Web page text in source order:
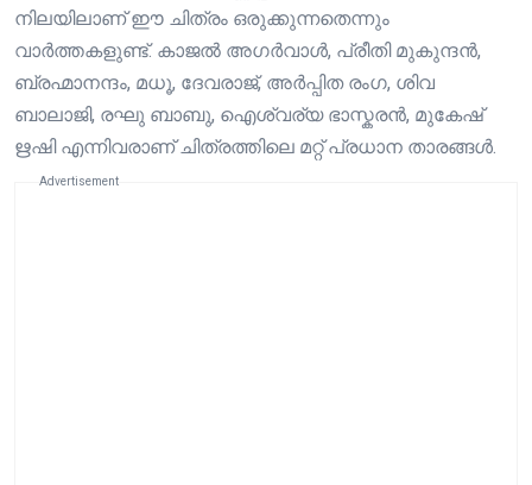
നിലയിലാണ് ഈ ചിത്രം ഒരുക്കുന്നതെന്നും
വാർത്തകളുണ്ട്. കാജൽ അഗർവാൾ, പ്രീതി മുകുന്ദൻ,
ബ്രഹ്മാനന്ദം, മധൂ, ദേവരാജ്, അർപ്പിത രംഗ, ശിവ
ബാലാജി, രഘു ബാബു, ഐശ്വര്യ ഭാസ്കരൻ, മുകേഷ്
ഋഷി എന്നിവരാണ് ചിത്രത്തിലെ മറ്റ് പ്രധാന താരങ്ങൾ.
Advertisement